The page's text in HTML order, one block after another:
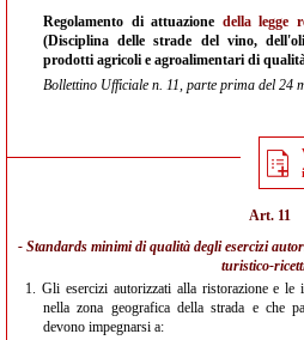
Regolamento di attuazione della legge
(Disciplina delle strade del vino,
prodotti agricoli e agroalimentari di
Bollettino Ufficiale n. 11, parte prima del 24
Art. 11
- Standards minimi di qualità degli esercizi
turistico-
1. Gli esercizi autorizzati alla ristorazione e le
nella zona geografica della strada e che
devono impegnarsi a: